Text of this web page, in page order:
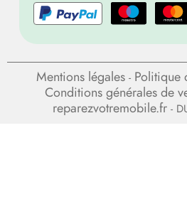
Mentions légales - Politique
Conditions générales de
reparezvotremobile.fr-